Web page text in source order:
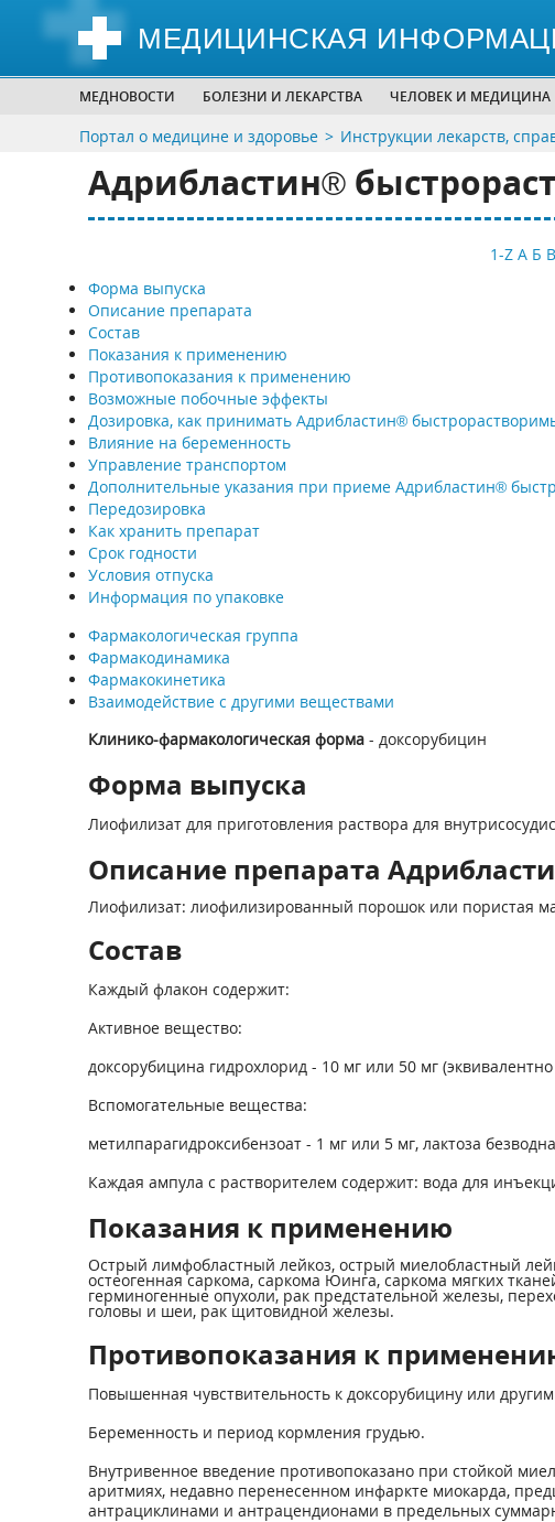
МЕДИЦИНСКАЯ
МЕДНОВОСТИ БОЛЕЗНИ И ЛЕКАРСТВА ЧЕЛОВЕК И МЕДИЦИНА
Портал о медицине и здоровье Инструкции лекарств,
Адрибластин®
1-Z А Б В
Форма выпуска
Описание препарата
Состав
Показания к применению
Противопоказания к применению
Возможные побочные эффекты
Дозировка, как принимать Адрибластин®
Влияние на беременность
Управление транспортом
Дополнительные указания при приеме Адрибластин®
Передозировка
Как хранить препарат
Срок годности
Условия отпуска
Информация по упаковке
Фармакологическая группа
Фармакодинамика
Фармакокинетика
Взаимодействие с другими веществами
Клинико-фармакологическая форма- доксорубицин
Форма выпуска
Лиофилизат для приготовления раствора для
Описание препарата
Лиофилизат: лиофилизированный порошок или пористая
Состав
Каждый флакон содержит:
Активное вещество:
доксорубицина гидрохлорид - 10 мг или 50 мг
Вспомогательные вещества:
метилпарагидроксибензоат - 1 мг или 5 мг, лактоза
Каждая ампула с растворителем содержит: вода для
Показания к применению
Острый лимфобластный лейкоз, острый миелобластный
остеогенная саркома, саркома Юинга, саркома мягких
герминогенные опухоли, рак предстательной железы,
головы и шеи, рак щитовидной железы.
Противопоказания к
Повышенная чувствительность к доксорубицину или
Беременность и период кормления грудью.
Внутривенное введение противопоказано при стойкой
аритмиях, недавно перенесенном инфаркте миокарда,
антрациклинами и антрацендионами в предельных